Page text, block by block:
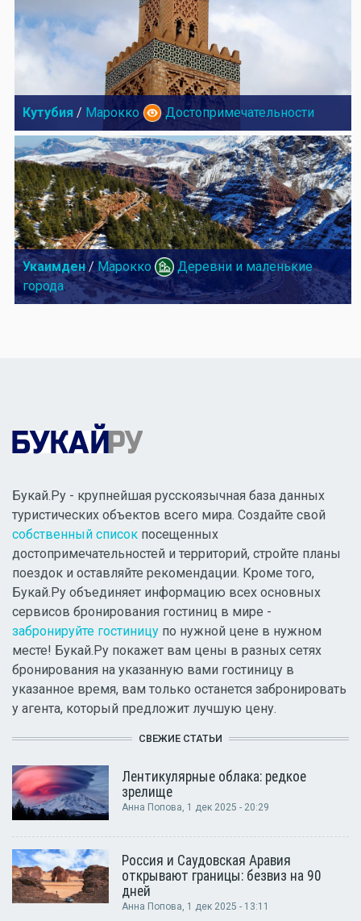
Кутубия / Марокко Достопримечательности
Укаимден/ Марокко
Деревни и маленькие
города
Букай.Ру - крупнейшая русскоязычная база данных
туристических объектов всего мира. Создайте свой
собственный список посещенных
достопримечательностей и территорий, стройте планы
поездок и оставляйте рекомендации. Кроме того,
Букай.Ру объединяет информацию всех основных
сервисов бронирования гостиниц в мире -
забронируйте гостиницу по нужной цене в нужном
месте! Букай.Ру покажет вам цены в разных сетях
бронирования на указанную вами гостиницу в
указанное время, вам только останется забронировать
у агента, который предложит лучшую цену.
СВЕЖИЕ СТАТЬИ
Лентикулярные облака: редкое
зрелище
Анна Попова, 1 дек 2025 - 20:29
Россия и Саудовская Аравия
открывают границы: безвиз на 90
дней
Анна Попова, 1 дек 2025 - 13:11